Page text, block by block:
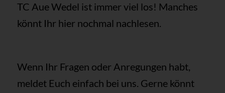
TC Aue Wedel ist immer viel los! Manches
könnt Ihr hier nochmal nachlesen.
Wenn Ihr Fragen oder Anregungen habt,
meldet Euch einfach bei uns. Gerne könnt